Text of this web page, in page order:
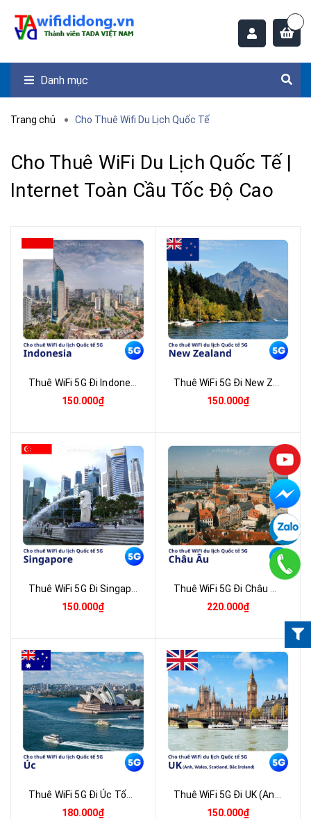
Danh mục
Trang chủ Cho Thuê Wifi Du Lịch Quốc Tế
Cho Thuê WiFi Du Lịch Quốc Tế |
Internet Toàn Cầu Tốc Độ Cao
150.000₫
150.000₫
150.000₫
220.000₫
180.000₫
150.000₫